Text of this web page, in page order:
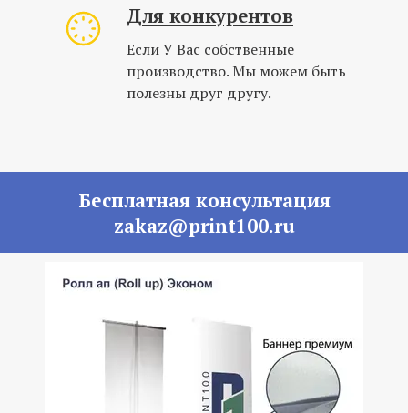
Для конкурентов
Если У Вас собственные
производство. Мы можем быть
полезны друг другу.
Бесплатная консультация
zakaz@print100.ru